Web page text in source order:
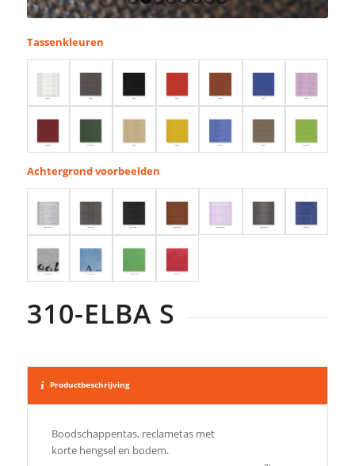
1 2 3 4 5 6 7
Tassenkleuren
Achtergrond voorbeelden
310-ELBA S
Productbeschrijving
Boodschappentas, reclametas met
korte hengsel en bodem.